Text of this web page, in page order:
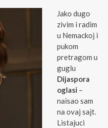
Jako dugo
zivim i radim
u Nemackoj i
pukom
pretragom u
guglu
Dijaspora
oglasi –
naisao sam
na ovaj sajt.
Listajuci